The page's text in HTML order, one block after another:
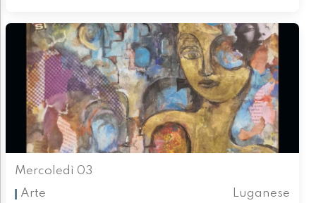
Mercoledì 03
Arte
Luganese